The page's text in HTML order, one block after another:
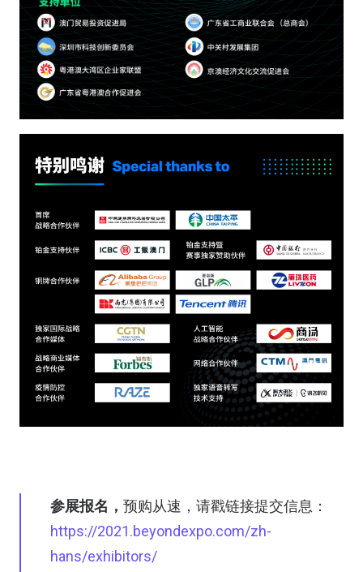
参展报名， 预购从速，请戳链接提交信息：
https://2021.beyondexpo.com/zh-
hans/exhibitors/